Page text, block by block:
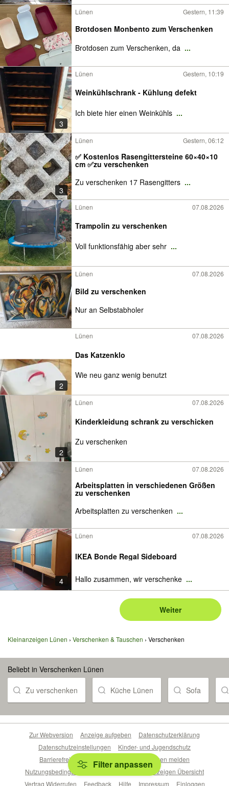
Lünen Gestern, 11:39
Brotdosen Monbento zum Verschenken
Brotdosen zum Verschenken, da ...
3
Lünen Gestern, 10:19
Weinkühlschrank - Kühlung defekt
Ich biete hier einen Weinkühls ...
3
Lünen Gestern, 06:12
✅ Kostenlos Rasengittersteine 60×40×10
cm ✅zu verschenken
Zu verschenken 17 Rasengitters ...
Lünen 07.08.2026
Trampolin zu verschenken
Voll funktionsfähig aber sehr ...
Lünen 07.08.2026
Bild zu verschenken
Nur an Selbstabholer
2
Lünen 07.08.2026
Das Katzenklo
Wie neu ganz wenig benutzt
2
Lünen 07.08.2026
Kinderkleidung schrank zu verschicken
Zu verschenken
Lünen 07.08.2026
Arbeitsplatten in verschiedenen Größen
zu verschenken
Arbeitsplatten zu verschenken ...
4
Lünen 07.08.2026
IKEA Bonde Regal Sideboard
Hallo zusammen, wir verschenke ...
Weiter
Kleinanzeigen Lünen Verschenken & Tauschen Verschenken
Beliebt in Verschenken Lünen
Zu verschenken Küche Lünen Sofa
Filter anpassen
Zur Webversion Anzeige aufgeben
Datenschutzerklärung
Datenschutzeinstellungen
Kinder- und Jugendschutz
Barrierefreiheitserklärung
Sicherheitslücken melden
Nutzungsbedingungen
Beliebte Suchen
Anzeigen Übersicht
Vertrag Widerrufen
Feedback Hilfe Impressum Einloggen